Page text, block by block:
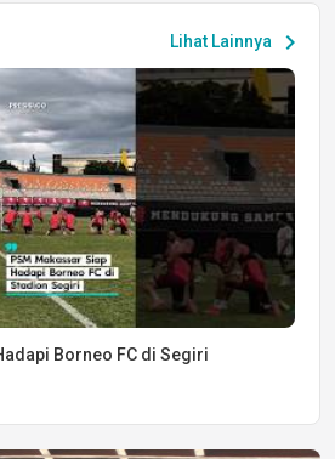
Lihat Lainnya chevron_right
Borneo FC di Segiri